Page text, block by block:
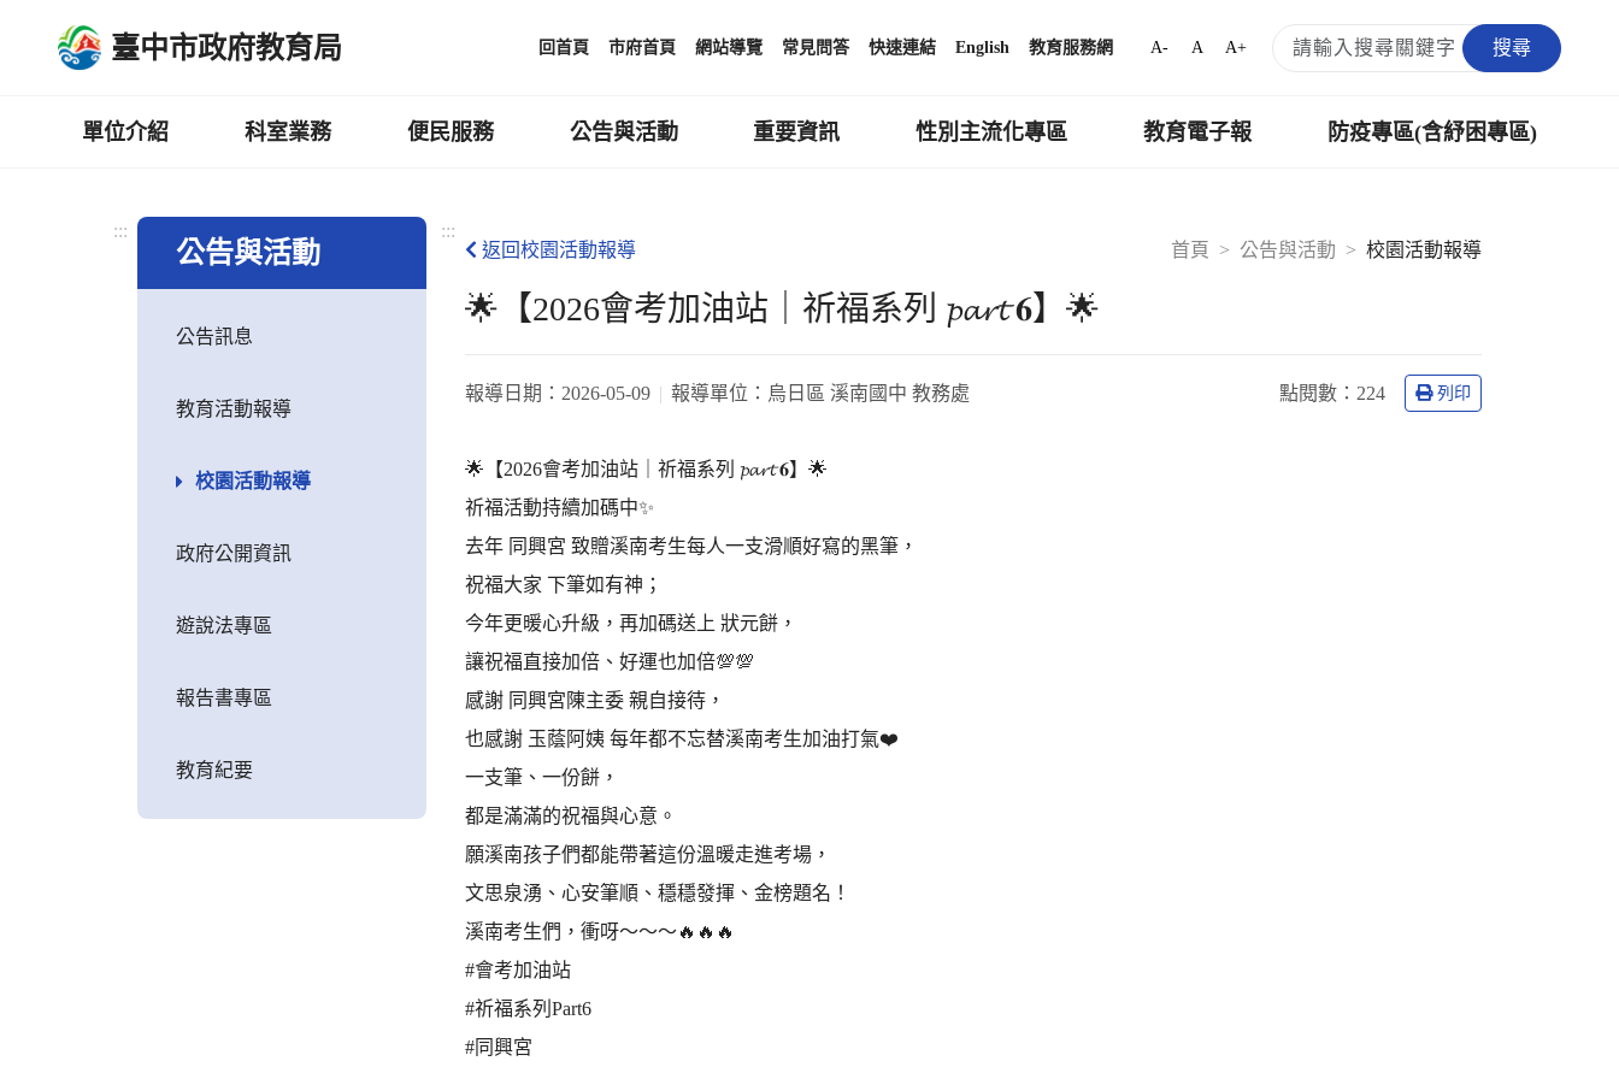
臺中市政府教育局 回首頁 市府首頁 網站導覽 常見問答 快速連結 English 教育服務網 A- A A+ 搜尋
單位介紹 科室業務 便民服務 公告與活動 重要資訊 性別主流化專區 教育電子報 防疫專區(含紓困專區)
:::
公告與活動
公告訊息
教育活動報導
校園活動報導
政府公開資訊
遊說法專區
報告書專區
教育紀要
:::
首頁
公告與活動 校園活動報導
返回校園活動報導
🌟【2026會考加油站｜祈福系列 𝓹𝓪𝓻𝓽 𝟔】🌟
報導日期： 2026-05-09 報導單位： 烏日區 溪南國中 教務處 點閱數： 224 列印
🌟【2026會考加油站｜祈福系列 𝓹𝓪𝓻𝓽 𝟔】🌟
祈福活動持續加碼中✨
去年 同興宮 致贈溪南考生每人一支滑順好寫的黑筆，
祝福大家 下筆如有神；
今年更暖心升級，再加碼送上 狀元餅，
讓祝福直接加倍、好運也加倍💯💯
感謝 同興宮陳主委 親自接待，
也感謝 玉蔭阿姨 每年都不忘替溪南考生加油打氣❤️
一支筆、一份餅，
都是滿滿的祝福與心意。
願溪南孩子們都能帶著這份溫暖走進考場，
文思泉湧、心安筆順、穩穩發揮、金榜題名！
溪南考生們，衝呀～～～🔥🔥🔥
#會考加油站
#祈福系列Part6
#同興宮